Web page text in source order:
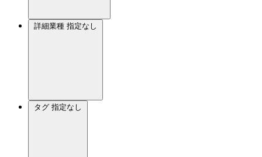
詳細業種 指定なし
タグ 指定なし